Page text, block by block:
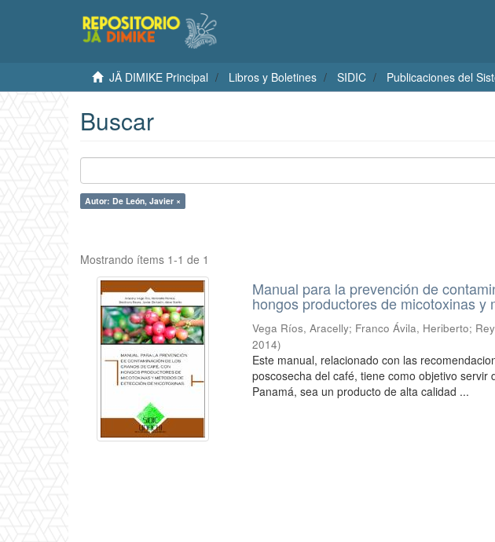
JÄ DIMIKE Principal Libros y Boletines SIDIC Publicaciones del
Buscar
Autor: De León, Javier ×
Mostrando ítems 1-1 de 1
Manual para la prevención de
hongos productores de micotoxinas
Vega Ríos, Aracelly; Franco Ávila, Heriberto;
2014)
Este manual, relacionado con las
poscosecha del café, tiene como objetivo
Panamá, sea un producto de alta calidad ...